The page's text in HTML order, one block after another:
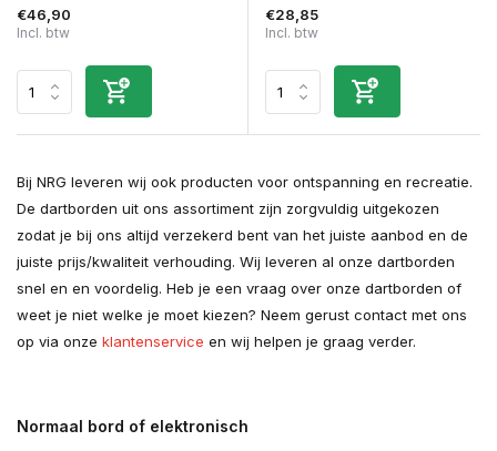
€46,90
Incl. btw
€28,85
Incl. btw
Bij NRG leveren wij ook producten voor ontspanning en recreatie.
De dartborden uit ons assortiment zijn zorgvuldig uitgekozen
zodat je bij ons altijd verzekerd bent van het juiste aanbod en de
juiste prijs/kwaliteit verhouding. Wij leveren al onze dartborden
snel en en voordelig. Heb je een vraag over onze dartborden of
weet je niet welke je moet kiezen? Neem gerust contact met ons
op via onze klantenservice en wij helpen je graag verder.
Normaal bord of elektronisch